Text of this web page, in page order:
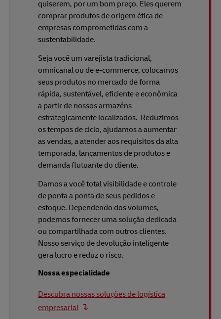
quiserem, por um bom preço. Eles querem
comprar produtos de origem ética de
empresas comprometidas com a
sustentabilidade.
Seja você um varejista tradicional,
omnicanal ou de e-commerce, colocamos
seus produtos no mercado de forma
rápida, sustentável, eficiente e econômica
a partir de nossos armazéns
estrategicamente localizados. Reduzimos
os tempos de ciclo, ajudamos a aumentar
as vendas, a atender aos requisitos da alta
temporada, lançamentos de produtos e
demanda flutuante do cliente.
Damos a você total visibilidade e controle
de ponta a ponta de seus pedidos e
estoque. Dependendo dos volumes,
podemos fornecer uma solução dedicada
ou compartilhada com outros clientes.
Nosso serviço de devolução inteligente
gera lucro e reduz o risco.
Nossa especialidade
Descubra nossas soluções de logística
empresarial